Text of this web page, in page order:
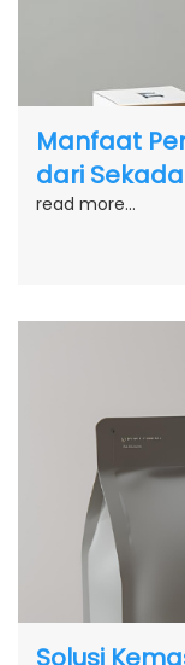
Manfaat
dari
read more...
Solusi